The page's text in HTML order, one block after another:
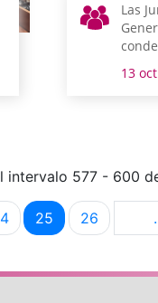
Las
13
intervalo 577 - 600
Use TAB
Página
25 Página
26